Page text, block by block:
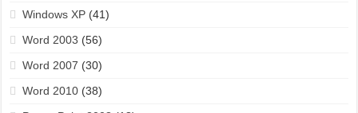
Windows XP(41)
Word 2003 (56)
Word 2007 (30)
Word 2010(38)